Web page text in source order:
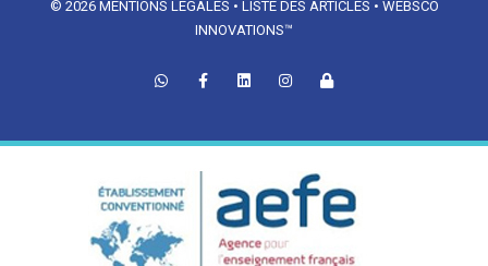
© 2026 MENTIONS LÉGALES • LISTE DES ARTICLES • WEBSCO
INNOVATIONS™